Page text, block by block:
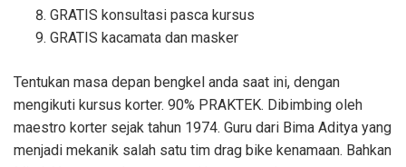
GRATIS konsultasi pasca kursus
GRATIS kacamata dan masker
Tentukan masa depan bengkel anda saat ini, dengan
mengikuti kursus korter. 90% PRAKTEK. Dibimbing oleh
maestro korter sejak tahun 1974. Guru dari Bima Aditya yang
menjadi mekanik salah satu tim drag bike kenamaan. Bahkan